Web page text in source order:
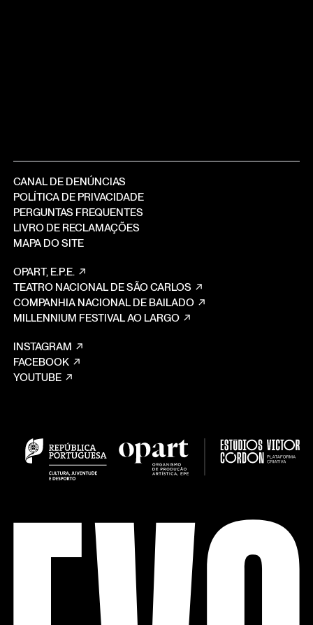
CANAL DE DENÚNCIAS
POLÍTICA DE PRIVACIDADE
PERGUNTAS FREQUENTES
LIVRO DE RECLAMAÇÕES
MAPA DO SITE
OPART, E.P.E.
TEATRO NACIONAL DE SÃO CARLOS
COMPANHIA NACIONAL DE BAILADO
MILLENNIUM FESTIVAL AO LARGO
INSTAGRAM
FACEBOOK
YOUTUBE